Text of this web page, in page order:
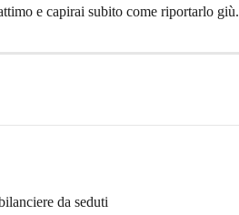
e capirai subito come riportarlo giù.
da seduti